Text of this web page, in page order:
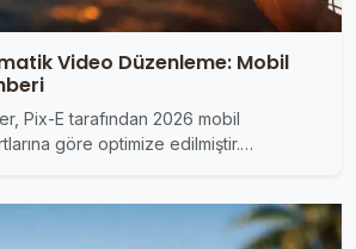
Video Düzenleme: Mobil
Pix-E tarafından 2026 mobil
göre optimize edilmiştir.…